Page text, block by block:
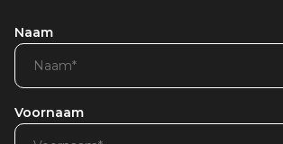
Naam
Voornaam